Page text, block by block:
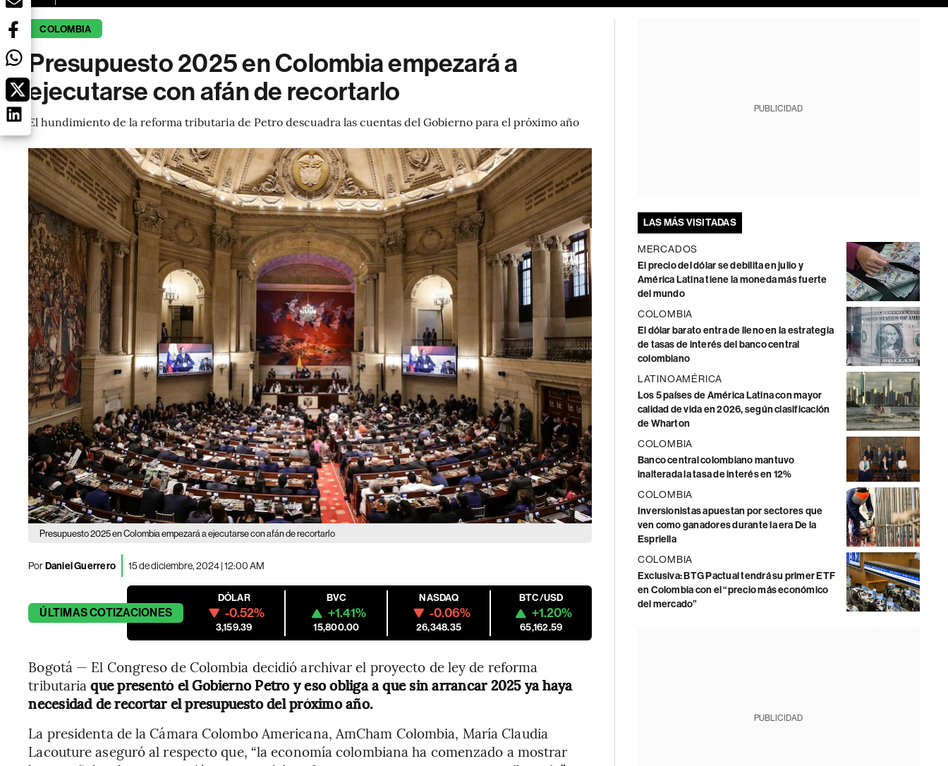
COLOMBIA
Presupuesto 2025 en Colombia empezará a
ejecutarse con afán de recortarlo
El hundimiento de la reforma tributaria de Petro descuadra las cuentas del Gobierno para el próximo año
Presupuesto 2025 en Colombia empezará a ejecutarse con afán de recortarlo
PorDaniel Guerrero 15 de diciembre, 2024 | 12:00 AM
ÚLTIMASCOTIZACIONES
DÓLAR
-0.52%
3,159.39
BVC
+1.41%
15,800.00
NASDAQ
-0.06%
26,348.35
BTC/USD
+1.20%
65,162.59
Bogotá — El Congreso de Colombia decidió archivar el proyecto de ley de reforma
tributariaque presentó el Gobierno Petro y eso obliga a que sin arrancar 2025 ya haya
necesidad de recortar el presupuesto del próximo año.
La presidenta de la Cámara Colombo Americana, AmCham Colombia, María Claudia
Lacouture aseguró al respecto que, “la economía colombiana ha comenzado a mostrar
PUBLICIDAD
LAS MÁS VISITADAS
MERCADOS
El precio del dólar se debilita en julio y
América Latina tiene la moneda más fuerte
del mundo
COLOMBIA
El dólar barato entra de lleno en la estrategia
de tasas de interés del banco central
colombiano
LATINOAMÉRICA
Los 5 países de América Latina con mayor
calidad de vida en 2026, según clasificación
de Wharton
COLOMBIA
Banco central colombiano mantuvo
inalterada la tasa de interés en 12%
COLOMBIA
Inversionistas apuestan por sectores que
ven como ganadores durante la era De la
Espriella
COLOMBIA
Exclusiva: BTG Pactual tendrá su primer ETF
en Colombia con el “precio más económico
del mercado”
PUBLICIDAD